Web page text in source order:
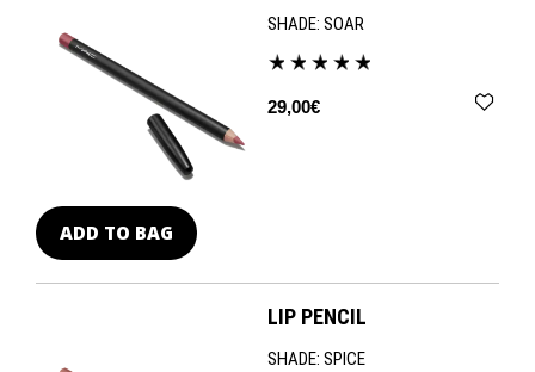
SHADE: SOAR
29,00€
ADD TO BAG
LIP PENCIL
SHADE: SPICE